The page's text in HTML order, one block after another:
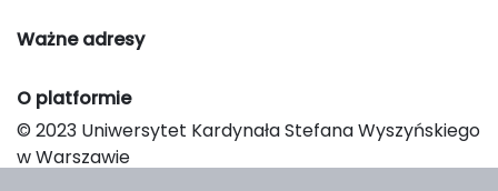
Ważne adresy
O platformie
© 2023 Uniwersytet Kardynała Stefana Wyszyńskiego
w Warszawie